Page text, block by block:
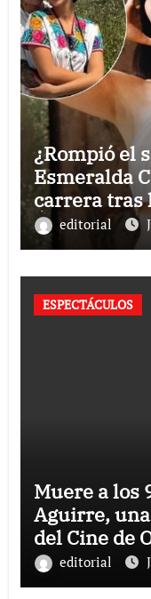
¿Rompió el
Esmeralda
carrera tras
Ángela
editorial
ESPECTÁCULOS
Muere a los
Aguirre,
del Cine de
editorial